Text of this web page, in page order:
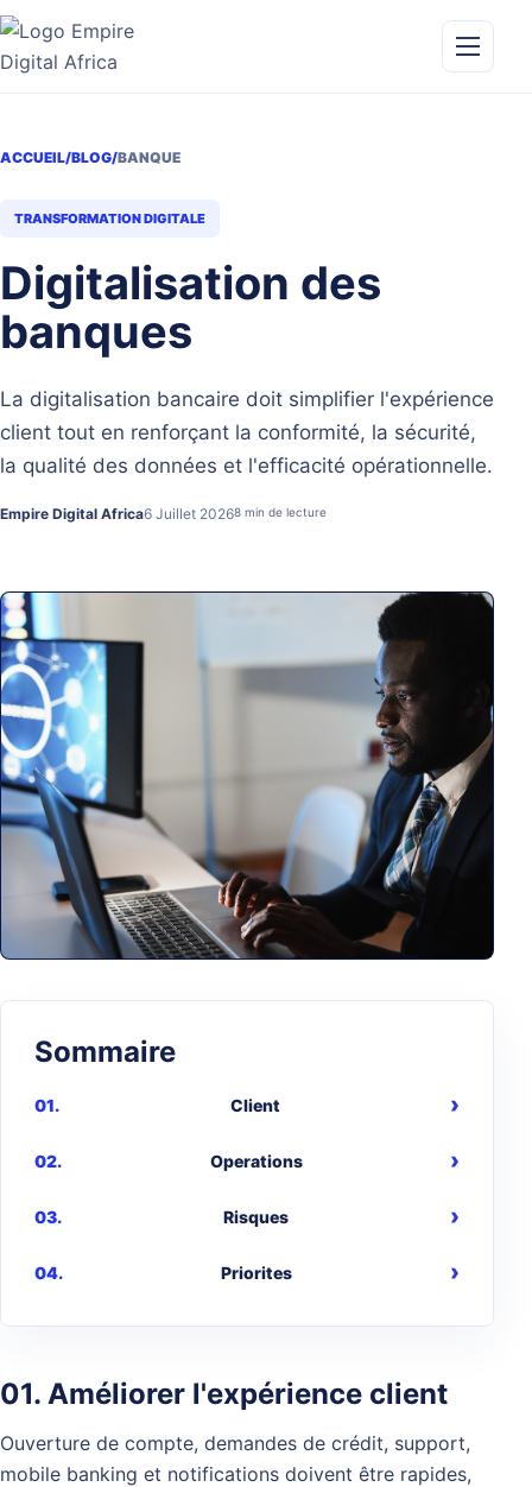
Aller
contenu
Ouvrir
ACCUEIL/BLOG/BANQUE
TRANSFORMATION DIGITALE
Digitalisation des
banques
La digitalisation bancaire doit simplifier l'expérience
client tout en renforçant la conformité, la sécurité,
la qualité des données et l'efficacité opérationnelle.
Empire Digital Africa6 Juillet 20268 min de lecture
Sommaire
Client
Operations
Risques
Priorites
01. Améliorer l'expérience client
Ouverture de compte, demandes de crédit, support,
mobile banking et notifications doivent être rapides,